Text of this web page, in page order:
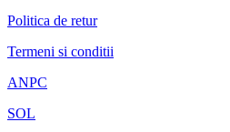
Politica de retur
Termeni si conditii
ANPC
SOL